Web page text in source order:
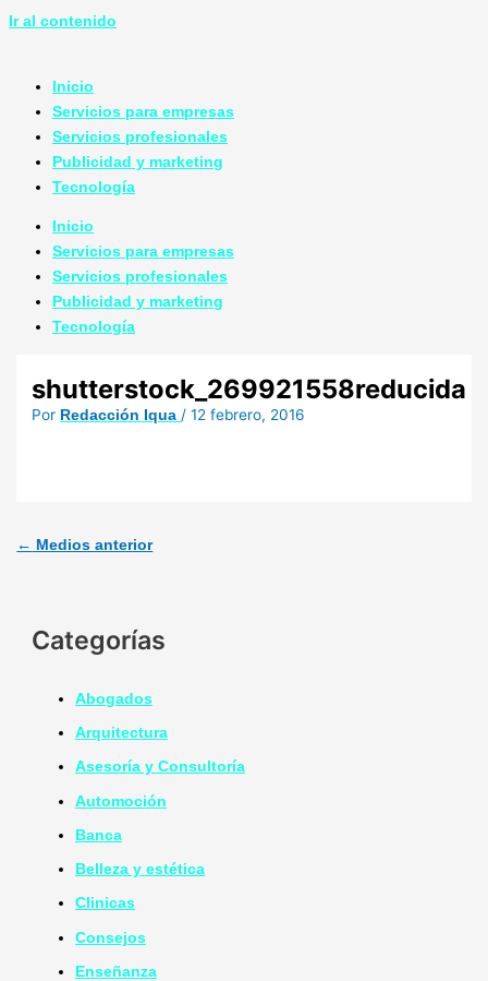
Ir al contenido
Inicio
Servicios para empresas
Servicios profesionales
Publicidad y marketing
Tecnología
Inicio
Servicios para empresas
Servicios profesionales
Publicidad y marketing
Tecnología
shutterstock_269921558reducida
Por Redacción Iqua /12 febrero, 2016
← Medios anterior
Categorías
Abogados
Arquitectura
Asesoría y Consultoría
Automoción
Banca
Belleza y estética
Clinicas
Consejos
Enseñanza